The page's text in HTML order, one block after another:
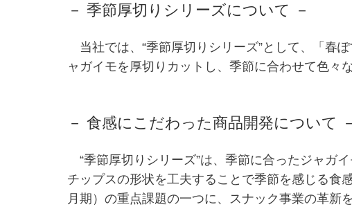
－ 季節厚切りシリーズについて －
当社では、“季節厚切りシリーズ”として、「春
ャガイモを厚切りカットし、季節に合わせて色々
－ 食感にこだわった商品開発について －
“季節厚切りシリーズ”は、季節に合ったジャガ
チップスの形状を工夫することで季節を感じる食
月期）の重点課題の一つに、スナック事業の革新